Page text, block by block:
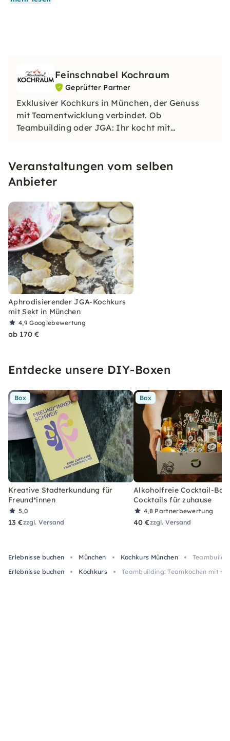
Feinschnabel Kochraum
Geprüfter Partner
Exklusiver Kochkurs in München, der Genuss
mit Teamentwicklung verbindet. Ob
Teambuilding oder JGA: Ihr kocht mit
Zusammenarbeit in stilvoller Atmosphäre.
Veranstaltungen vom selben
Anbieter
Aphrodisierender JGA-Kochkurs
mit Sekt in München
4,9Googlebewertung
ab 170 €
Entdecke unsere DIY-Boxen
Box
Kreative Stadterkundung für
Freund*innen
5,0
13 €zzgl. Versand
Box
Alkoholfreie Cocktail-Box
Cocktails für zuhause
4,8 Partnerbewertung
40 €zzgl. Versand
Erlebnisse buchen München Kochkurs München
Erlebnisse buchen
Kochkurs Teambuilding: Teamkochen mit